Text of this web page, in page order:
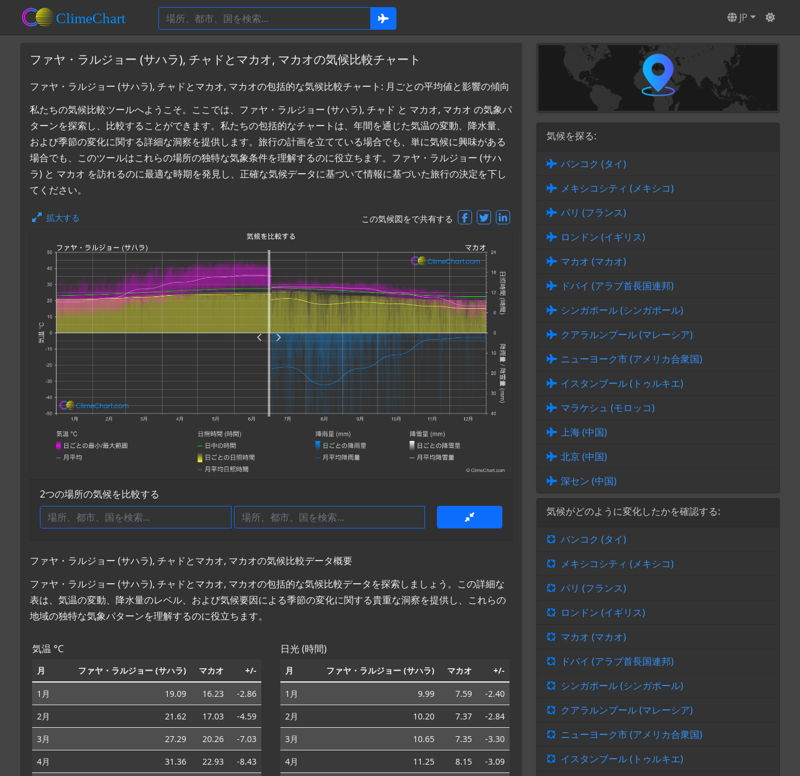
JP
ファヤ・ラルジョー (サハラ), チャドとマカオ, マカオの気候比較チャート
ファヤ・ラルジョー (サハラ), チャドとマカオ, マカオの包括的な気候比較チャート: 月ごとの平均値と影響の傾向
私たちの気候比較ツールへようこそ。ここでは、ファヤ・ラルジョー (サハラ), チャド と マカオ, マカオ の気象パ
ターンを探索し、比較することができます。私たちの包括的なチャートは、年間を通じた気温の変動、降水量、
および季節の変化に関する詳細な洞察を提供します。旅行の計画を立てている場合でも、単に気候に興味がある
場合でも、このツールはこれらの場所の独特な気象条件を理解するのに役立ちます。ファヤ・ラルジョー (サハ
ラ) と マカオ を訪れるのに最適な時期を発見し、正確な気候データに基づいて情報に基づいた旅行の決定を下し
てください。
拡大する この気候図をで共有する
2つの場所の気候を比較する
ファヤ・ラルジョー (サハラ), チャドとマカオ, マカオの気候比較データ概要
ファヤ・ラルジョー (サハラ), チャドとマカオ, マカオの包括的な気候比較データを探索しましょう。この詳細な
表は、気温の変動、降水量のレベル、および気候要因による季節の変化に関する貴重な洞察を提供し、これらの
地域の独特な気象パターンを理解するのに役立ちます。
気温 °C
月 ファヤ・ラルジョー (サハラ) マカオ +/-
1月 19.09 16.23
-2.86
2月
21.62 17.03
-4.59
3月
27.29 20.26
-7.03
4月
31.36 22.93
-8.43
日光 (時間)
月 ファヤ・ラルジョー (サハラ) マカオ +/-
1月 9.99 7.59
-2.40
2月
10.20 7.37
-2.84
3月
10.65 7.35
-3.30
4月
11.25 8.15
-3.09
気候を探る:
バンコク (タイ)
メキシコシティ (メキシコ)
パリ (フランス)
ロンドン (イギリス)
マカオ (マカオ)
ドバイ (アラブ首長国連邦)
シンガポール (シンガポール)
クアラルンプール (マレーシア)
ニューヨーク市 (アメリカ合衆国)
イスタンブール (トゥルキエ)
マラケシュ (モロッコ)
上海 (中国)
北京 (中国)
深セン (中国)
気候がどのように変化したかを確認する:
バンコク (タイ)
メキシコシティ (メキシコ)
パリ (フランス)
ロンドン (イギリス)
マカオ (マカオ)
ドバイ (アラブ首長国連邦)
シンガポール (シンガポール)
クアラルンプール (マレーシア)
ニューヨーク市 (アメリカ合衆国)
イスタンブール (トゥルキエ)